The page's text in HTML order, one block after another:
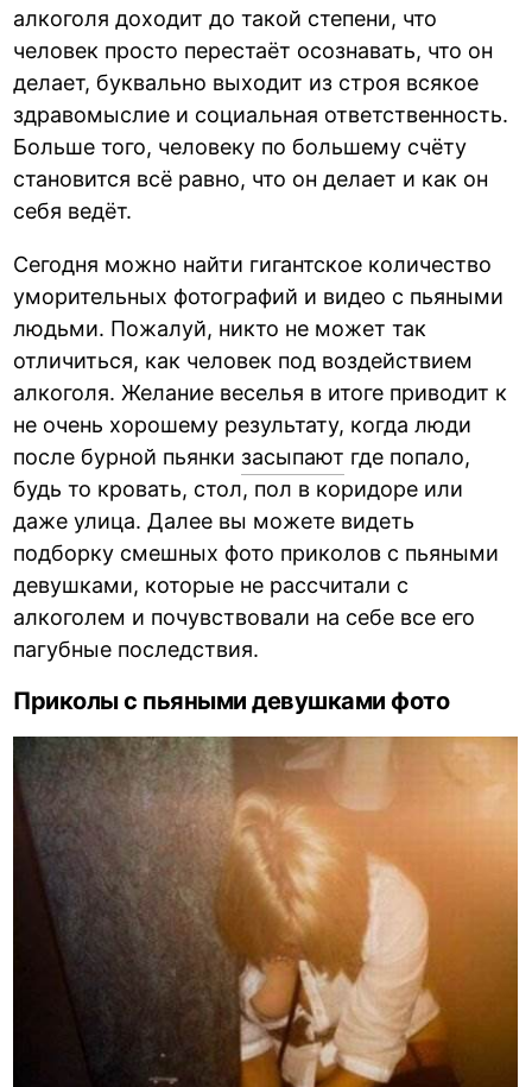
алкоголя доходит до такой степени, что
человек просто перестаёт осознавать, что он
делает, буквально выходит из строя всякое
здравомыслие и социальная ответственность.
Больше того, человеку по большему счёту
становится всё равно, что он делает и как он
себя ведёт.
Сегодня можно найти гигантское количество
уморительных фотографий и видео с пьяными
людьми. Пожалуй, никто не может так
отличиться, как человек под воздействием
алкоголя. Желание веселья в итоге приводит к
не очень хорошему результату, когда люди
после бурной пьянки засыпают где попало,
будь то кровать, стол, пол в коридоре или
даже улица. Далее вы можете видеть
подборку смешных фото приколов с пьяными
девушками, которые не рассчитали с
алкоголем и почувствовали на себе все его
пагубные последствия.
Приколы с пьяными девушками фото